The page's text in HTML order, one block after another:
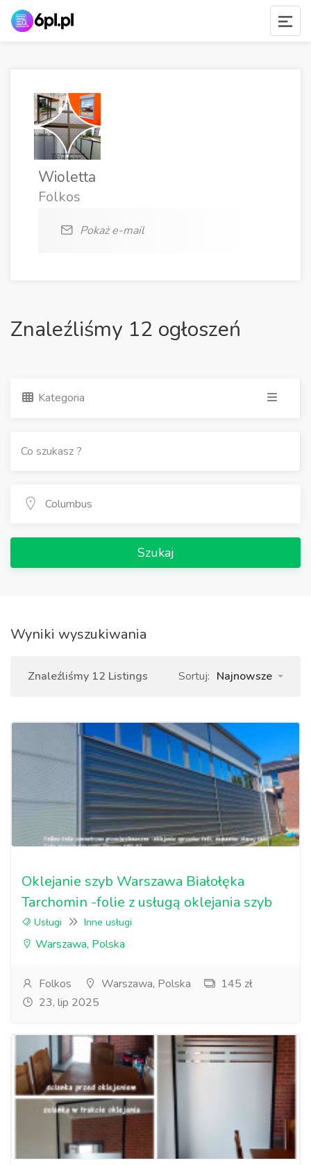
Wioletta
Folkos
Pokaż e-mail
Znaleźliśmy 12 ogłoszeń
Kategoria
Szukaj
Wyniki wyszukiwania
Znaleźliśmy 12 Listings Sortuj: Najnowsze
Oklejanie szyb Warszawa Białołęka
Tarchomin -folie z usługą oklejania szyb
Usługi Inne usługi
Warszawa, Polska
Folkos Warszawa, Polska
145 zł
23, lip 2025